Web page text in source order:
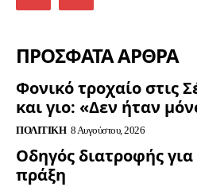
ΠΡΟΣΦΑΤΑ ΑΡΘΡΑ
Φονικό τροχαίο στις
και γιο: «Δεν ήταν
ΠΟΛΙΤΙΚΉ 8 Αυγούστου, 2026
Οδηγός διατροφής
πράξη